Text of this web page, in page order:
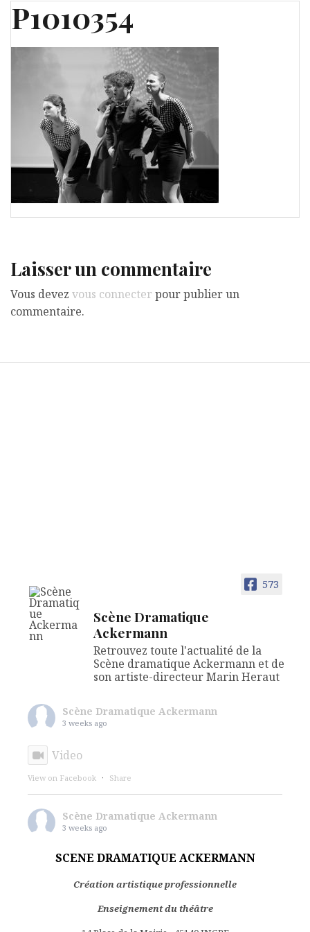
P1010354
Laisser un commentaire
Vous devez vous connecter pour publier un
commentaire.
573
Scène Dramatique
Ackermann
Retrouvez toute l'actualité de la
Scène dramatique Ackermann et de
son artiste-directeur Marin Heraut
Scène Dramatique Ackermann
3 weeks ago
Video
View on Facebook · Share
Scène Dramatique Ackermann
3 weeks ago
🎭 STAGES THEATRE - LE CABARET DES
vous proposons pas une série de stages.
SCENE DRAMATIQUE ACKERMANN
Création artistique professionnelle
Enseignement du théâtre